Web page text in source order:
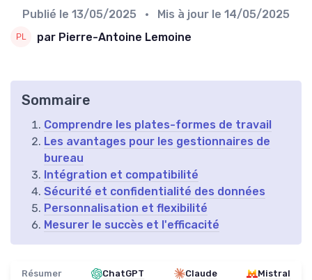
Publié le 13/05/2025 • Mis à jour le 14/05/2025
par Pierre-Antoine Lemoine
Sommaire
Comprendre les plates-formes de travail
Les avantages pour les gestionnaires de
bureau
Intégration et compatibilité
Sécurité et confidentialité des données
Personnalisation et flexibilité
Mesurer le succès et l'efficacité
Résumer ChatGPT Claude Mistral